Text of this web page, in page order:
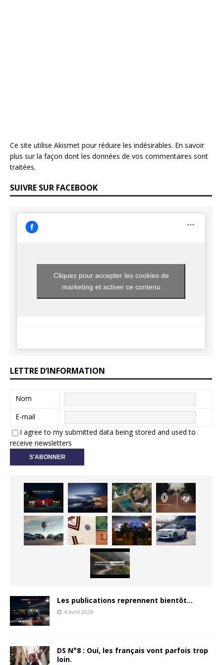
Ce site utilise Akismet pour réduire les indésirables. En savoir
plus sur la façon dont les données de vos commentaires sont
traitées.
SUIVRE SUR FACEBOOK
Cliquez pour accepter les cookies de
marketing et activer ce contenu
LETTRE D’INFORMATION
Nom
E-mail
I agree to my submitted data being stored and used to
receive newsletters
Les publications reprennent bientôt…
4 avril 2026
DS N°8 : Oui, les français vont parfois trop
loin.